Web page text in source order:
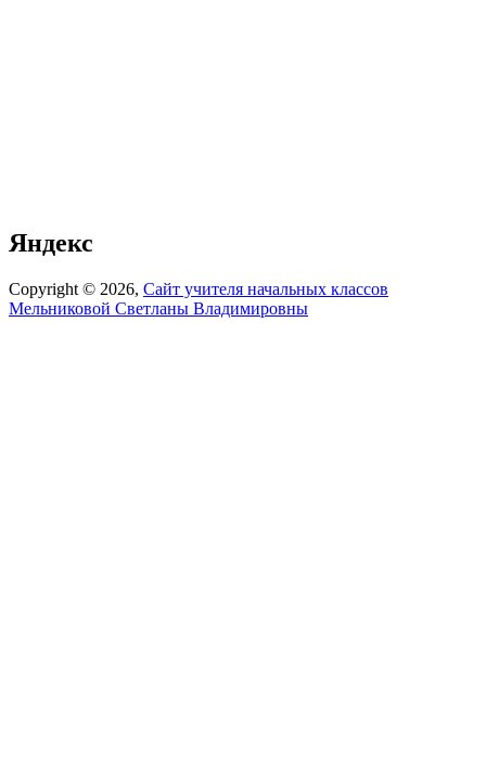
Яндекс
Copyright © 2026, Сайт учителя начальных классов
Мельниковой Светланы Владимировны